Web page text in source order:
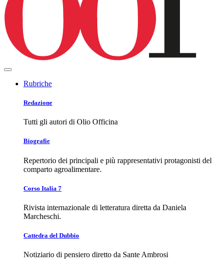
Rubriche
Redazione
Tutti gli autori di Olio Officina
Biografie
Repertorio dei principali e più rappresentativi protagonisti del
comparto agroalimentare.
Corso Italia 7
Rivista internazionale di letteratura diretta da Daniela
Marcheschi.
Cattedra del Dubbio
Notiziario di pensiero diretto da Sante Ambrosi